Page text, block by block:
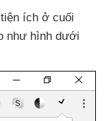
ích ở cuối
như hình dưới